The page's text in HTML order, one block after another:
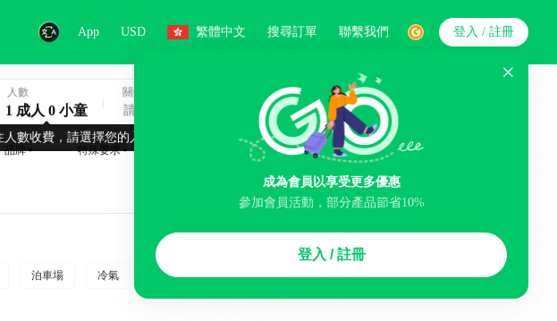
App USD 繁體中文 搜尋訂單 聯繫我們
成為會員以享受更多優惠
參加會員活動，部分產品節省10%
登入 / 註冊
登入 / 註冊
數收費，請選擇您的入住人數
人數
1 成人 0 小童
關鍵字
搜索
品牌 特殊要求
泊車場 冷氣 浴缸 洗衣服務 機場接駁服務